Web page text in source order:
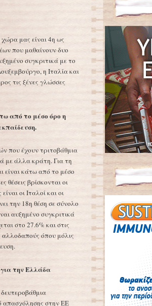
χώρα μας είναι 4η ως
που μαθαίνουν δυο
συγκριτικά με το
η Ιταλία και
τις ξένες γλώσσες
από το μέσο όρο η
που έχουν τριτοβάθμια
με άλλα κράτη. Για τη
είναι κάτω από το μέσο
θέσεις βρίσκονται οι
οι Ιταλοί και οι
την 18η θέση σε σύνολο
αυξημένο συγκριτικά
στο 27.6% και στις
αλλοδαπούς όπου μόλις
την Ελλάδα
απασχόλησης στην ΕΕ